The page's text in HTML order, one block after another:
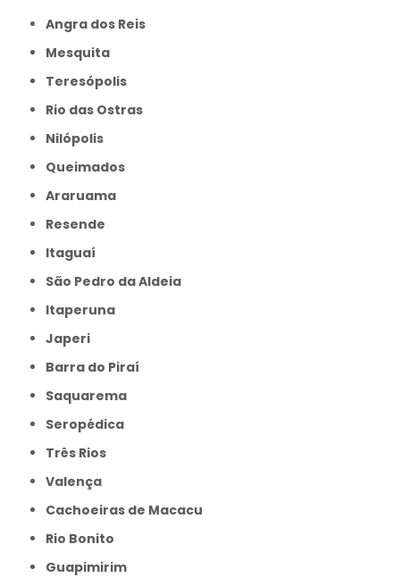
Angra dos Reis
Mesquita
Teresópolis
Rio das Ostras
Nilópolis
Queimados
Araruama
Resende
Itaguaí
São Pedro da Aldeia
Itaperuna
Japeri
Barra do Piraí
Saquarema
Seropédica
Três Rios
Valença
Cachoeiras de Macacu
Rio Bonito
Guapimirim